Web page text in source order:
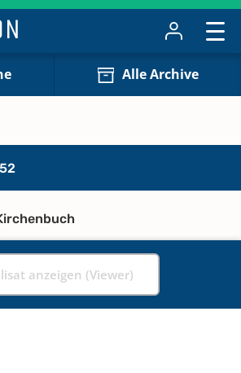
Alle Archive
anzeigen (Viewer)